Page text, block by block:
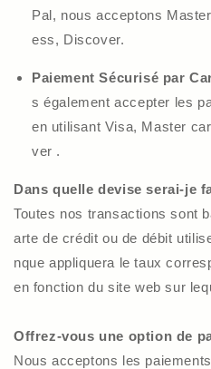
Pal, nous acceptons
ess, Discover.
Paiement Sécurisé par C
s également accepter les
en utilisant Visa, Master
ver .
Dans quelle devise serai-je
Toutes nos transactions sont
arte de crédit ou de débit
nque appliquera le taux
en fonction du site web sur
Offrez-vous une option de
Nous acceptons les